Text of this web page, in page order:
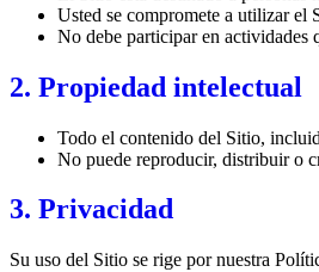
Usted se compromete a utilizar el
No debe participar en actividades
2. Propiedad intelectual
Todo el contenido del Sitio,
No puede reproducir, distribuir o
3. Privacidad
Su uso del Sitio se rige por nuestra